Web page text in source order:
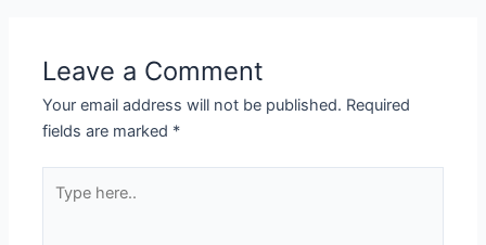
Leave a Comment
Your email address will not be published. Required
fields are marked *
here..